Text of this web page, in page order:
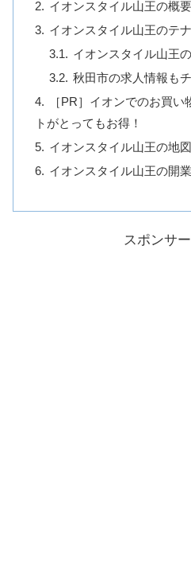
イオンスタイル山王の概要
イオンスタイル山王のテ
イオンスタイル山王
秋田市の求人情報も
［PR］イオンでのお買
トがとってもお得！
イオンスタイル山王の地
イオンスタイル山王の開
スポンサ